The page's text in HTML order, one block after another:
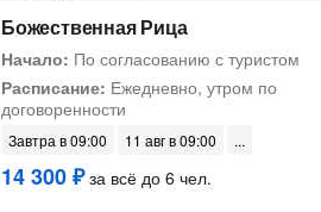
Божественная Рица
Начало: По согласованию с туристом
Расписание: Ежедневно, утром по
договоренности
Завтра в 09:00 11 авг в 09:00
14 300 ₽за всё до 6 чел.